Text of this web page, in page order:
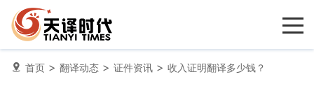
首页 > 翻译动态 > 证件资讯 > 收入证明翻译多少钱？